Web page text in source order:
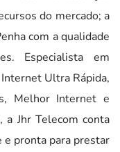
do mercado; a
com a qualidade
Especialista em
Ultra Rápida,
Melhor Internet e
Jhr Telecom conta
pronta para prestar